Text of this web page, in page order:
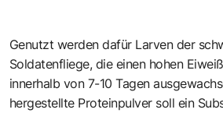
Genutzt werden dafür Larven der
Soldatenfliege, die einen hohen
innerhalb von 7-10 Tagen
hergestellte Proteinpulver soll ein